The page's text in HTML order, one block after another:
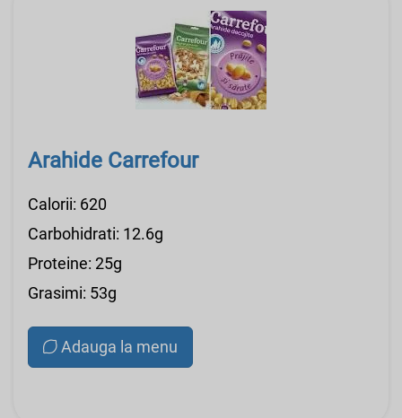
Arahide Carrefour
Calorii: 620
Carbohidrati: 12.6g
Proteine: 25g
Grasimi: 53g
Adauga la menu